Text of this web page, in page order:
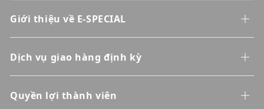
Giới thiệu về E-SPECIAL
Dịch vụ giao hàng định kỳ
Quyền lợi thành viên